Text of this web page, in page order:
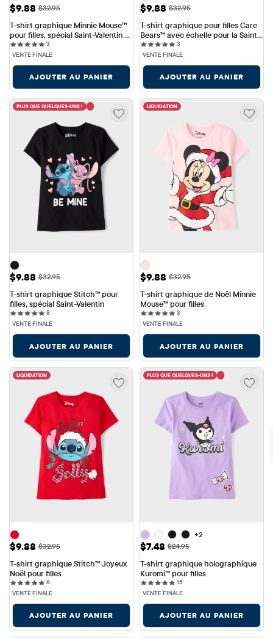
Prix ​​de vente: $9.88
$9.88 Prix ​​d'origine: $32.95
$32.95
T-shirt graphique Minnie Mouse™
pour filles, spécial Saint-Valentin
entre copines
33 reviews
VENTE FINALE
AJOUTER AU PANIER
Prix ​​de vente: $9.88
$9.88 Prix ​​d'origine: $32.95
$32.95
T-shirt graphique pour filles Care
Bears™ avec échelle pour la Saint-
Valentin
33 reviews
VENTE FINALE
AJOUTER AU PANIER
PLUS QUE QUELQUES-UNS !
Prix ​​de vente: $9.88
$9.88 Prix ​​d'origine: $32.95
$32.95
T-shirt graphique Stitch™ pour
filles, spécial Saint-Valentin
88 reviews
VENTE FINALE
AJOUTER AU PANIER
LIQUIDATION
Prix ​​de vente: $9.88
$9.88 Prix ​​d'origine: $32.95
$32.95
T-shirt graphique de Noël Minnie
Mouse™ pour filles
33 reviews
VENTE FINALE
AJOUTER AU PANIER
LIQUIDATION
Prix ​​de vente: $9.88
$9.88 Prix ​​d'origine: $32.95
$32.95
T-shirt graphique Stitch™ Joyeux
Noël pour filles
88 reviews
VENTE FINALE
AJOUTER AU PANIER
PLUS QUE QUELQUES-UNS !
+2
Prix ​​de vente: $7.48
$7.48 Prix ​​d'origine: $24.95
$24.95
T-shirt graphique holographique
Kuromi™ pour filles
1515 reviews
VENTE FINALE
AJOUTER AU PANIER